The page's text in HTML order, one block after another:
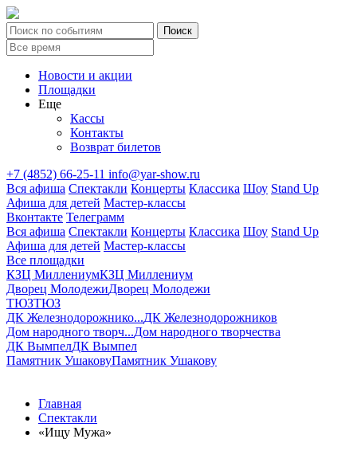
Новости и акции
Площадки
Еще
Кассы
Контакты
Возврат билетов
+7 (4852) 66-25-11 info@yar-show.ru
Вся афиша Спектакли Концерты Классика Шоу Stand Up
Афиша для детей Мастер-классы
Вконтакте Телеграмм
Вся афиша Спектакли Концерты Классика Шоу Stand Up
Афиша для детей Мастер-классы
Все площадки
КЗЦ МиллениумКЗЦ Миллениум
Дворец МолодежиДворец Молодежи
ТЮЗТЮЗ
ДК Железнодорожнико...ДК Железнодорожников
Дом народного творч...Дом народного творчества
ДК ВымпелДК Вымпел
Памятник УшаковуПамятник Ушакову
Главная
Спектакли
«Ищу Мужа»